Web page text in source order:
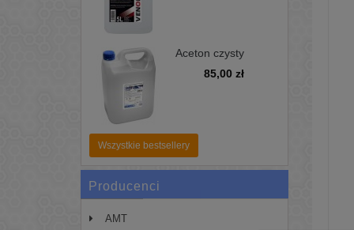
Aceton czysty
5L - zmywacz,
85,00 zł
Wszystkie bestsellery
Producenci
AMT